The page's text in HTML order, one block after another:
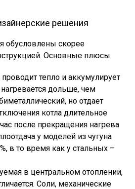
решения
обусловлены скорее
Основные плюсы:
тепло и аккумулирует
дольше, чем
но отдает
котла длительное
после прекращения нагрева
у моделей из чугуна
в то время как у стальных –
в центральном отоплении,
Соли, механические